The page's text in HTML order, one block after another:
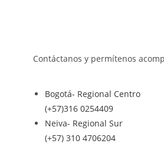
Contáctanos y permítenos
Bogotá- Regional Centro
(+57)316 0254409
Neiva- Regional Sur
(+57) 310 4706204